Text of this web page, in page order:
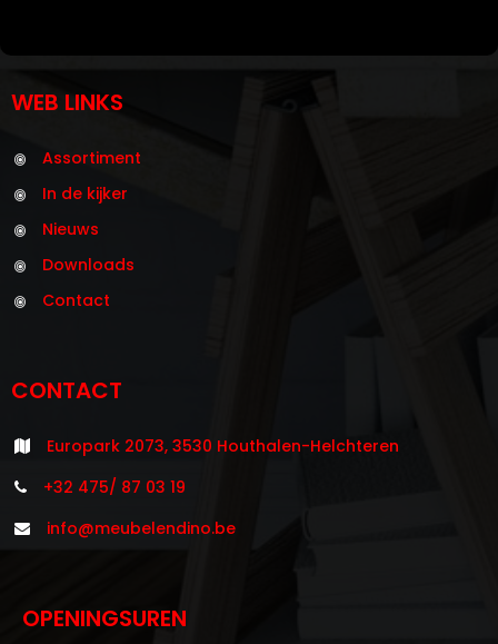
WEB LINKS
Assortiment
In de kijker
Nieuws
Downloads
Contact
CONTACT
Europark 2073, 3530 Houthalen-Helchteren
+32 475/ 87 03 19
info@meubelendino.be
OPENINGSUREN